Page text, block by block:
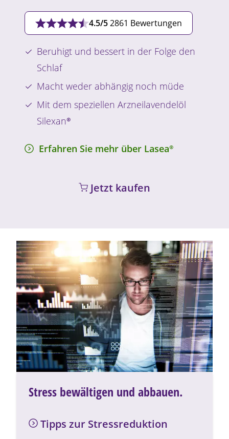
4.5/52861 Bewertungen
Beruhigt und bessert in der Folge den
Schlaf
Macht weder abhängig noch müde
Mit dem speziellen Arzneilavendelöl
Silexan®
Erfahren Sie mehr über Lasea®
Jetzt kaufen
Stress bewältigen und abbauen.
Tipps zur Stressreduktion